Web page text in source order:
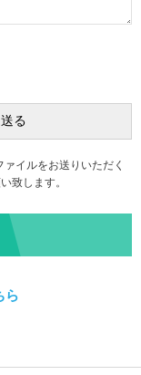
イルをお送りいただく
致します。
ら